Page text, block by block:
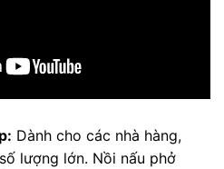
Dành cho các nhà hàng,
lượng lớn. Nồi nấu phở